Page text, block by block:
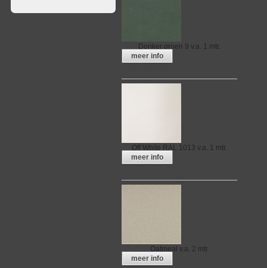
Donker groen 9 v.a. 1 mtr.
meer info
Off White RAL 1013 v.a. 1 mtr.
meer info
Oatmeal v.a. 2 mtr.
meer info